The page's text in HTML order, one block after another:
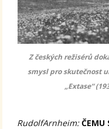
Z českých režisérů
smysl pro skutečnost
„Extase“
RudolfArnheim: ČEMU